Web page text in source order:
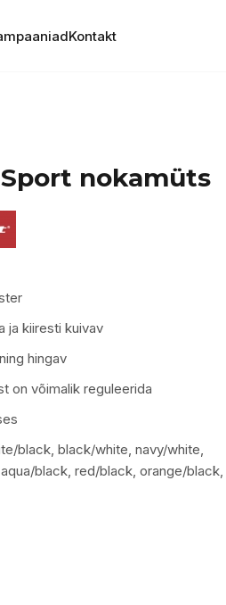
Kontakt
nokamüts
ja kiiresti kuivav
hingav
on võimalik reguleerida
black, black/white, navy/white,
black, red/black, orange/black,